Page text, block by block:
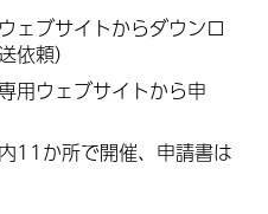
ェブサイトからダウンロ
依頼）
用ウェブサイトから申
11か所で開催、申請書は